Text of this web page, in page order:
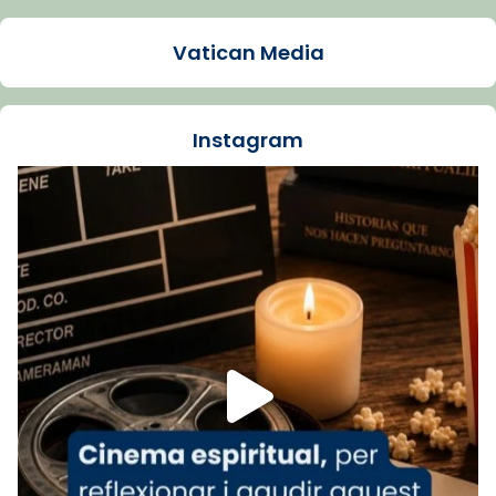
La Carmina va patir depressió. Fa gairebé
dos mesos, a l'Estadi Lluís Companys, la
Recupera l'entrevista comp
Vatican
tican News 👇
www.vaticannews.va/es/iglesia/news/2026-
07/carmina-historia-depresion-papa-viaje-
espana-testimoni...
Foto
View on Facebook · Share
Arquebisbat de Barcelona
2 weeks ago
Vatican Media
Instagram